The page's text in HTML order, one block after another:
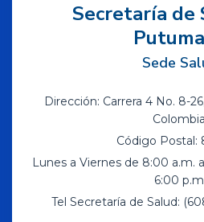
Secretaría de
Sede
Dirección: Carrera 4 No. 8-
Código Postal:
Lunes a Viernes de 8:00 a.m.
6:00
Tel Secretaría de Salud: